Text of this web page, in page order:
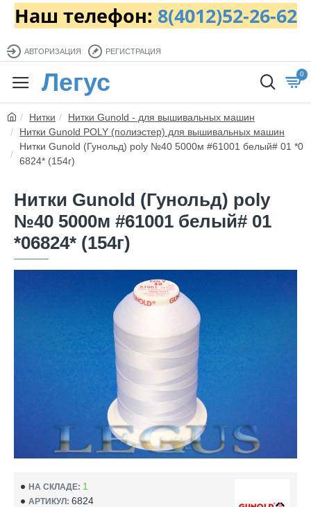
Наш телефон: 8(4012)52-26-62
АВТОРИЗАЦИЯ РЕГИСТРАЦИЯ
Легус 0
Нитки
Нитки Gunold - для вышивальных машин
Нитки Gunold POLY (полиэстер) для вышивальных машин
Нитки Gunold (Гунольд) poly №40 5000м #61001 белый# 01 *0
6824* (154г)
Нитки Gunold (Гунольд) poly
№40 5000м #61001 белый# 01
*06824* (154г)
НА СКЛАДЕ: 1
АРТИКУЛ: 6824